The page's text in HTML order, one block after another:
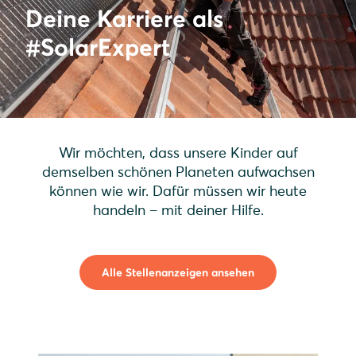
Deine Karriere als
#SolarExpert
Wir möchten, dass unsere Kinder auf
demselben schönen Planeten aufwachsen
können wie wir. Dafür müssen wir heute
handeln – mit deiner Hilfe.
Alle Stellenanzeigen ansehen